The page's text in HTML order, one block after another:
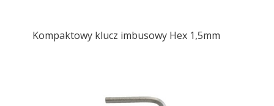
Kompaktowy klucz imbusowy Hex 1,5mm